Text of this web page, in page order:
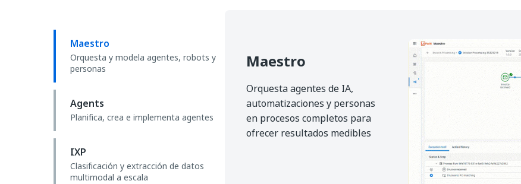
Maestro
Orquesta y modela agentes, robots y
personas
Agents
Planifica, crea e implementa agentes
IXP
Clasificación y extracción de datos
multimodal a escala
Maestro
Orquesta agentes de IA,
automatizaciones y personas
en procesos completos para
ofrecer resultados medibles